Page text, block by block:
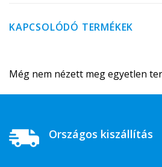
KAPCSOLÓDÓ TERMÉKEK
Még nem nézett meg egyetlen
Országos kiszállítás